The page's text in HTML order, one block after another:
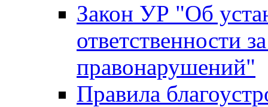
Закон УР "Об
ответственности
правонарушений"
Правила